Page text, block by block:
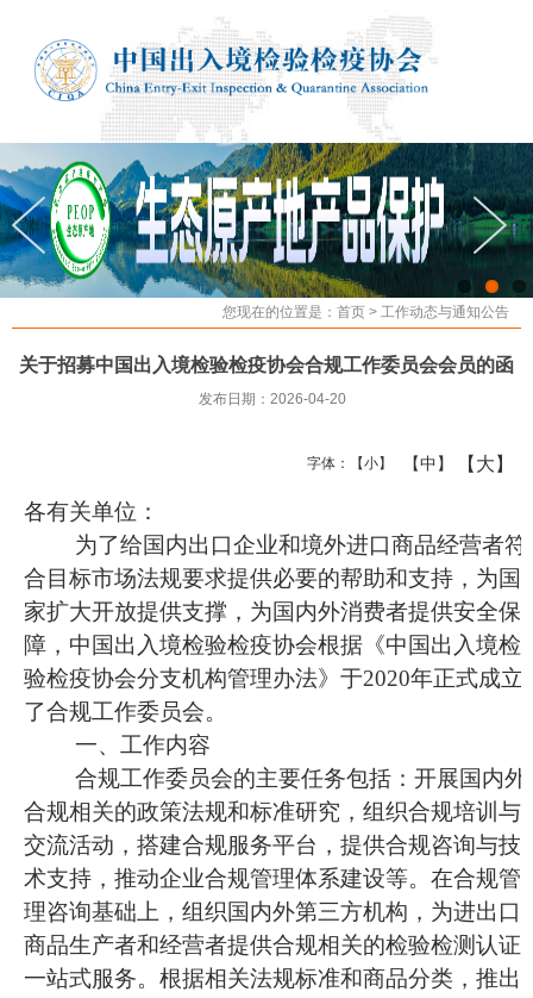
您现在的位置是： 首页 > 工作动态与通知公告
关于招募中国出入境检验检疫协会合规工作委员会会员的函
发布日期：2026-04-20
字体： 【小】 【中】 【大】
各有关单位：
为了给国内出口企业和境外进口商品经营者符
合目标市场法规要求提供必要的帮助和支持，为国
家扩大开放提供支撑，为国内外消费者提供安全保
障，中国出入境检验检疫协会根据《中国出入境检
验检疫协会分支机构管理办法》于2020年正式成立
了合规工作委员会。
一、工作内容
合规工作委员会的主要任务包括：开展国内外
合规相关的政策法规和标准研究，组织合规培训与
交流活动，搭建合规服务平台，提供合规咨询与技
术支持，推动企业合规管理体系建设等。在合规管
理咨询基础上，组织国内外第三方机构，为进出口
商品生产者和经营者提供合规相关的检验检测认证
一站式服务。根据相关法规标准和商品分类，推出